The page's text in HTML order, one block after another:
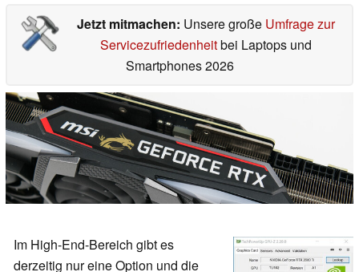
Jetzt mitmachen: Unsere große Umfrage zur
Servicezufriedenheitbei Laptops und
Smartphones 2026
Im High-End-Bereich gibt es
derzeitig nur eine Option und die